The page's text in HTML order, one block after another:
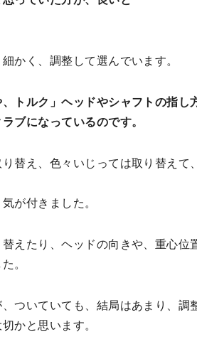
かく、調整して選んでいます。
トルク」ヘッドやシャフトの指し
ブになっているのです。
替え、色々いじっては取り替えて
が付きました。
えたり、ヘッドの向きや、重心位
。
ついていても、結局はあまり、調
かと思います。